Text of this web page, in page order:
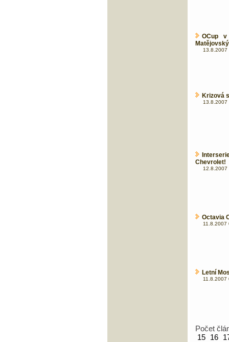
OCup
Matějovský
13.8.2007
Krizová
13.8.2007
Chevrolet!
12.8.2007
Octavia
11.8.2007
Letní
11.8.2007
Počet
15 16